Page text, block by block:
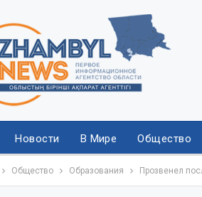
Новости В Мире Общество
Общество Образования Прозвенел